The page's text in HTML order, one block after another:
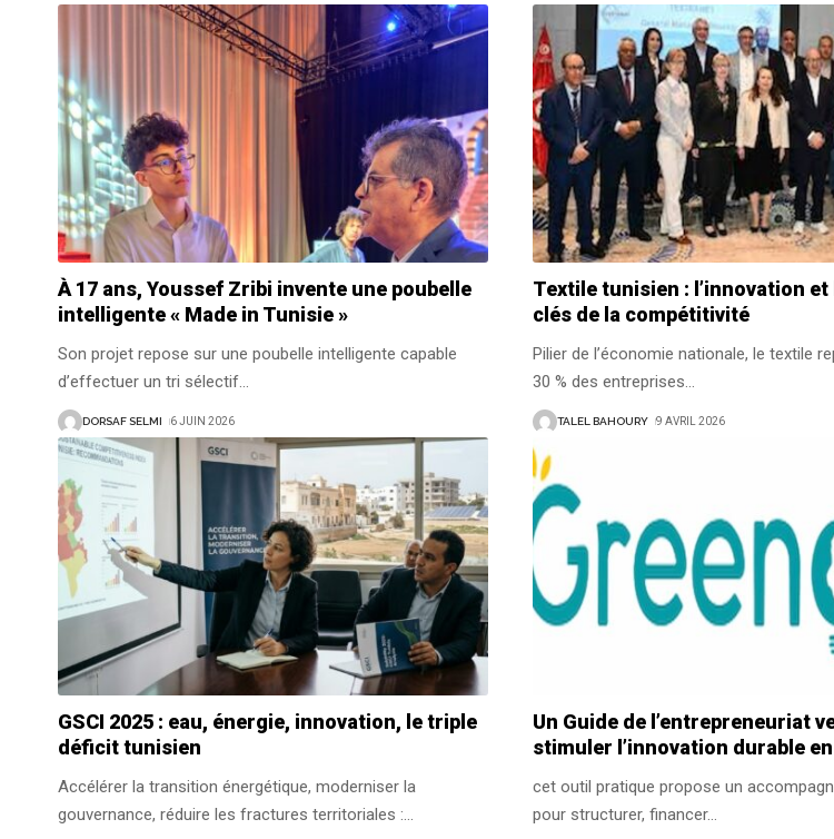
À 17 ans, Youssef Zribi invente une poubelle
intelligente « Made in Tunisie »
Son projet repose sur une poubelle intelligente capable
d’effectuer un tri sélectif…
DORSAF SELMI 6 JUIN 2026
Textile tunisien : l’innovation
clés de la compétitivité
Pilier de l’économie nationale, le textile
30 % des entreprises…
TALEL BAHOURY 9 AVRIL 2026
GSCI 2025 : eau, énergie, innovation, le triple
déficit tunisien
Accélérer la transition énergétique, moderniser la
gouvernance, réduire les fractures territoriales :…
Un Guide de l’entrepreneuriat
stimuler l’innovation durable
cet outil pratique propose un
pour structurer, financer…